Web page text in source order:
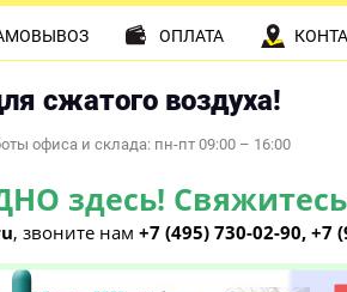
сжатого воздуха!
офиса и склада: пн-пт 09:00 – 16:00
здесь! Свяжитесь
, звоните нам +7 (495) 730-02-90, +7
ОПЛАТА